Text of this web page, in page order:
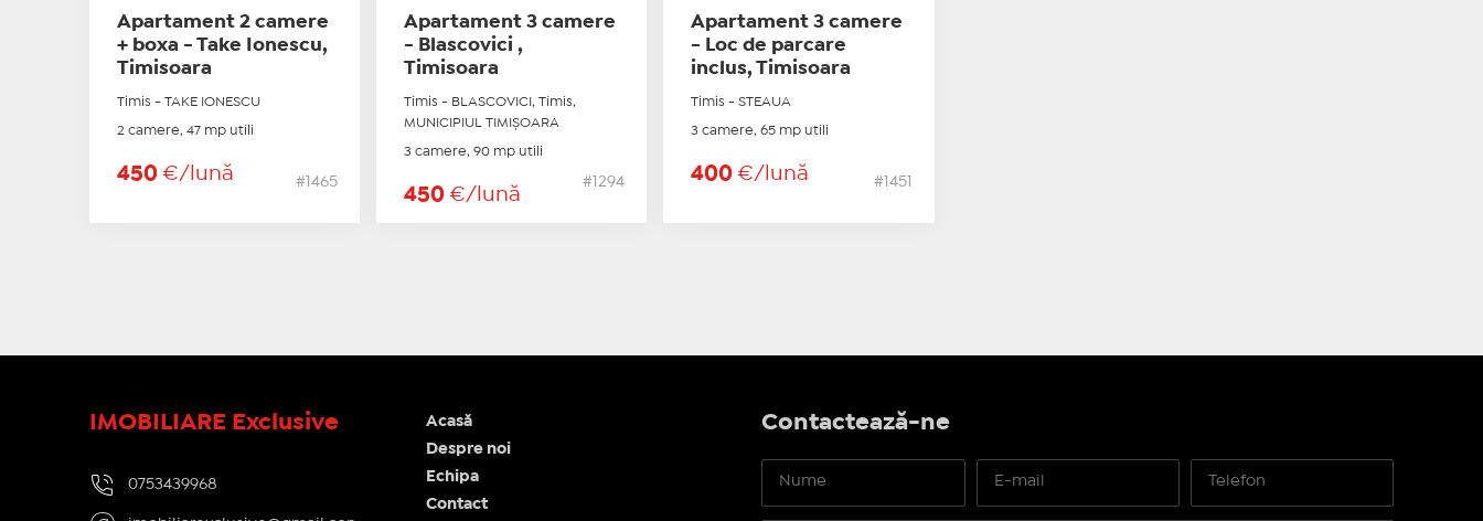
Apartament 2 camere
+ boxa - Take Ionescu,
Timisoara
Timis - TAKE IONESCU
2 camere, 47 mp utili
450 €/lună #1465
Apartament 3 camere
- Blascovici ,
Timisoara
Timis - BLASCOVICI, Timis,
MUNICIPIUL TIMIŞOARA
3 camere, 90 mp utili
450€/lună
#1294
Apartament 3 camere
- Loc de parcare
inclus, Timisoara
Timis - STEAUA
3 camere, 65 mp utili
400€/lună #1451
IMOBILIARE Exclusive
0753439968
Acasă
Despre noi
Echipa
Contact
Contactează-ne